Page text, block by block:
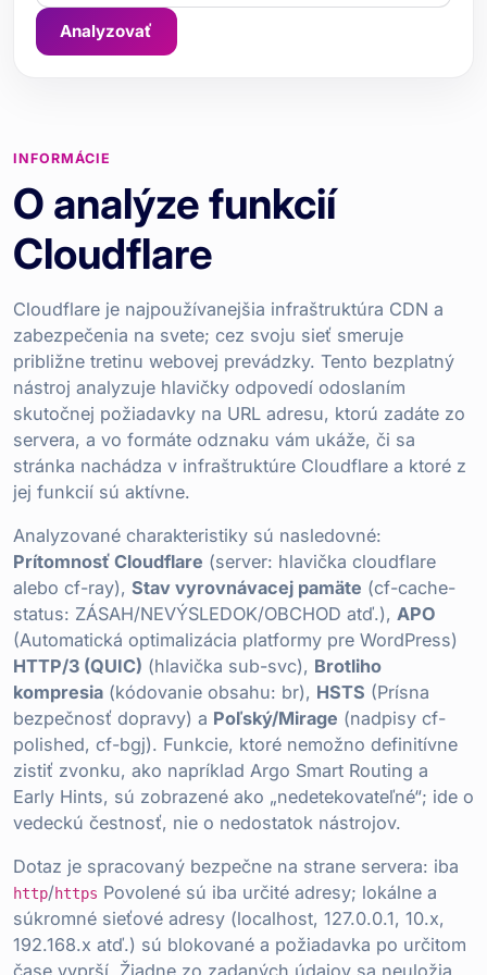
Analyzovať
INFORMÁCIE
O analýze funkcií
Cloudflare
Cloudflare je najpoužívanejšia infraštruktúra CDN a
zabezpečenia na svete; cez svoju sieť smeruje
približne tretinu webovej prevádzky. Tento bezplatný
nástroj analyzuje hlavičky odpovedí odoslaním
skutočnej požiadavky na URL adresu, ktorú zadáte zo
servera, a vo formáte odznaku vám ukáže, či sa
stránka nachádza v infraštruktúre Cloudflare a ktoré z
jej funkcií sú aktívne.
Analyzované charakteristiky sú nasledovné:
Prítomnosť Cloudflare (server: hlavička cloudflare
alebo cf-ray), Stav vyrovnávacej pamäte (cf-cache-
status: ZÁSAH/NEVÝSLEDOK/OBCHOD atď.), APO
(Automatická optimalizácia platformy pre WordPress)
HTTP/3 (QUIC) (hlavička sub-svc), Brotliho
kompresia (kódovanie obsahu: br), HSTS (Prísna
bezpečnosť dopravy) a Poľský/Mirage (nadpisy cf-
polished, cf-bgj). Funkcie, ktoré nemožno definitívne
zistiť zvonku, ako napríklad Argo Smart Routing a
Early Hints, sú zobrazené ako „nedetekovateľné“; ide o
vedeckú čestnosť, nie o nedostatok nástrojov.
Dotaz je spracovaný bezpečne na strane servera: iba
http/https Povolené sú iba určité adresy; lokálne a
súkromné sieťové adresy (localhost, 127.0.0.1, 10.x,
192.168.x atď.) sú blokované a požiadavka po určitom